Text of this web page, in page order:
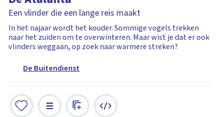
Een vlinder die een lange reis maakt
In het najaar wordt het kouder. Sommige vogels trekken
naar het zuiden om te overwinteren. Maar wist je dat er ook
vlinders weggaan, op zoek naar warmere streken?
De Buitendienst